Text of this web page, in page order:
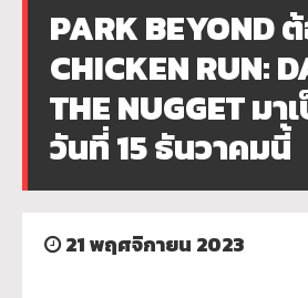
PARK BEYOND
CHICKEN RUN:
THE NUGGET มา
วันที่ 15 ธันวาคมนี้
21 พฤศจิกายน 2023